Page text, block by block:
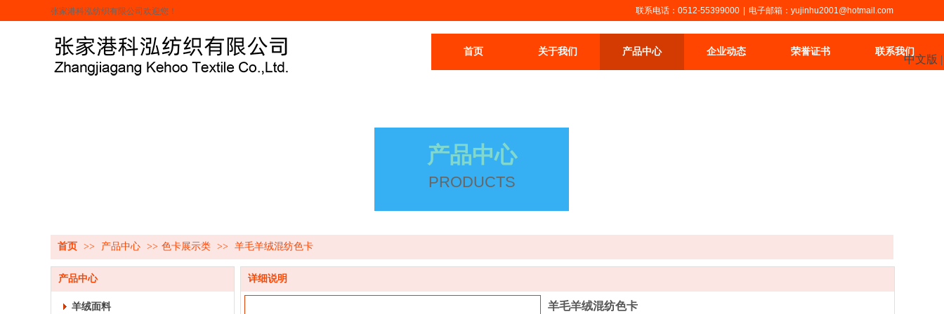
张家港科泓纺织有限公司欢迎您！
中文版
首页 关于我们 产品中心 企业动态 荣誉证书 联系我们
联系电话：0512-55399000 电子邮箱：yujinhu2001@hotmail.com
产品中心
PRODUCTS
首页 >> 产品中心 >> 色卡展示类 >> 羊毛羊绒混纺色卡
产品中心
羊绒面料
详细说明
羊毛羊绒混纺色卡